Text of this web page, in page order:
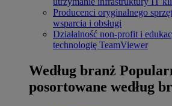
Producenci oryginalnego
wsparcia i obsługi
Działalność non-profit i
technologię TeamViewer
Według branż
posortowane według